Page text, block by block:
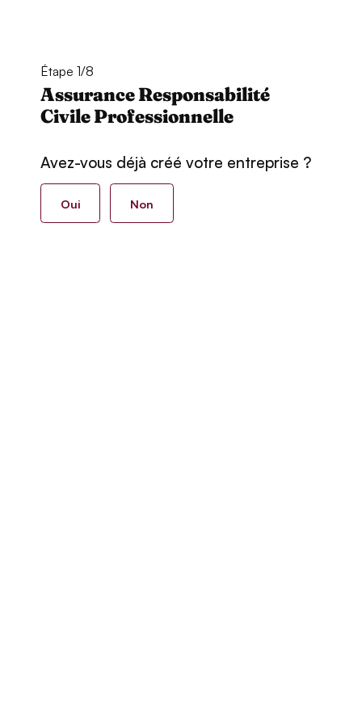
Étape 1/8
Assurance Responsabilité
Civile Professionnelle
Avez-vous déjà créé votre entreprise ?
Oui Non